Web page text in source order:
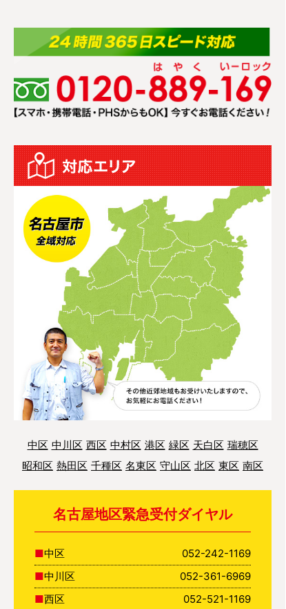
中区 中川区 西区 中村区 港区 緑区 天白区 瑞穂区
昭和区 熱田区 千種区 名東区 守山区 北区 東区 南区
名古屋地区緊急受付ダイヤル
中区
052-242-1169
中川区
052-361-6969
西区
052-521-1169